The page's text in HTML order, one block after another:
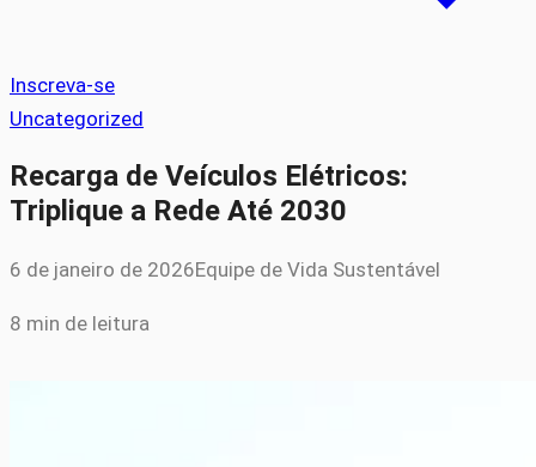
Inscreva-se
Uncategorized
Recarga de Veículos Elétricos:
Triplique a Rede Até 2030
6 de janeiro de 2026Equipe de Vida Sustentável
8 min de leitura